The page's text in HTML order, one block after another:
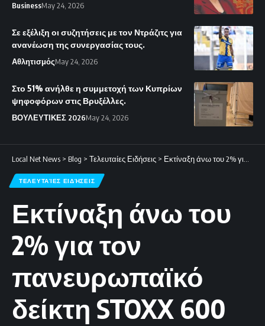
BusinessMay 24, 2026
Σε εξέλιξη οι συζητήσεις με τον Ντράζιτς για
ανανέωση της συνεργασίας τους.
ΑθλητισμόςMay 24, 2026
Στο 51% ανήλθε η συμμετοχή των Κυπρίων
ψηφοφόρων στις Βρυξέλλες.
ΒΟΥΛΕΥΤΙΚΕΣ 2026May 24, 2026
Local Net News > Blog > Τελευταίες Ειδήσεις > Εκτίναξη άνω του 2% για τον πανευρωπαϊκό δείκτη STOXX 600
ΤΕΛΕΥΤΑΊΕΣ ΕΙΔΉΣΕΙΣ
Εκτίναξη άνω του
2% για τον
πανευρωπαϊκό
δείκτη STOXX 600